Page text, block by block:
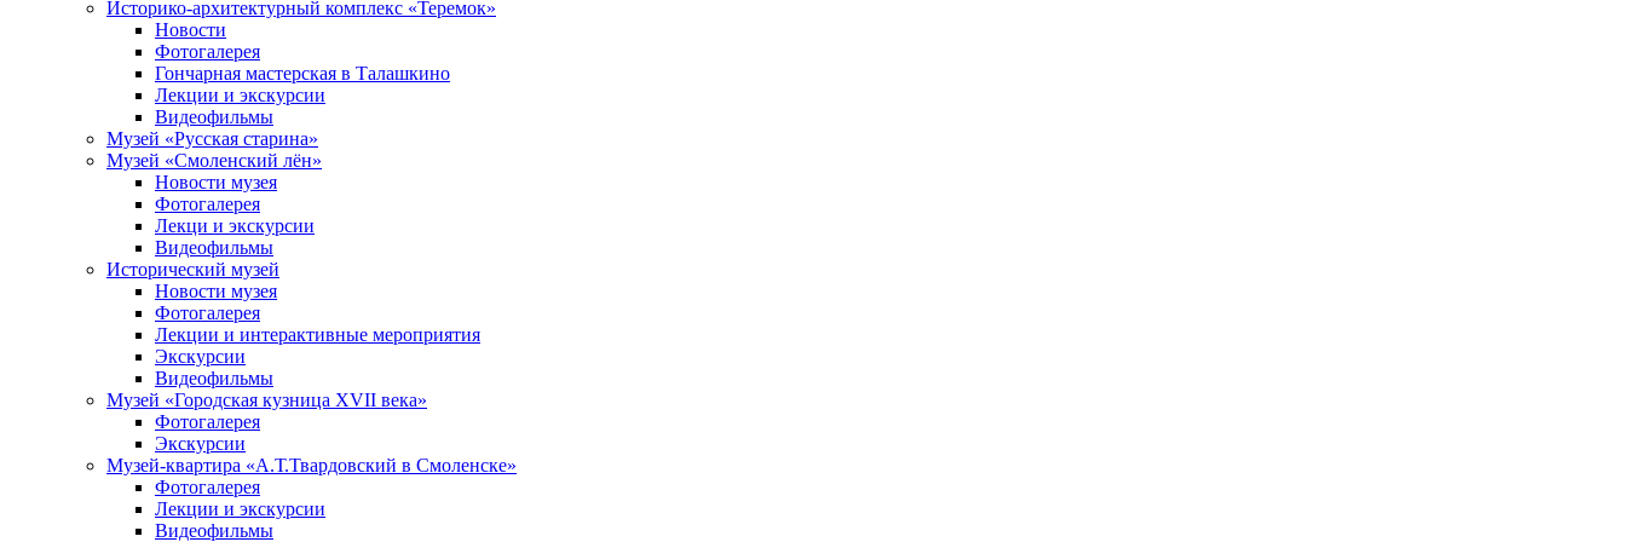
Историко-архитектурный комплекс «Теремок»
Новости
Фотогалерея
Гончарная мастерская в Талашкино
Лекции и экскурсии
Видеофильмы
Музей «Русская старина»
Музей «Смоленский лён»
Новости музея
Фотогалерея
Лекци и экскурсии
Видеофильмы
Исторический музей
Новости музея
Фотогалерея
Лекции и интерактивные мероприятия
Экскурсии
Видеофильмы
Музей «Городская кузница XVII века»
Фотогалерея
Экскурсии
Музей-квартира «А.Т.Твардовский в Смоленске»
Фотогалерея
Лекции и экскурсии
Видеофильмы